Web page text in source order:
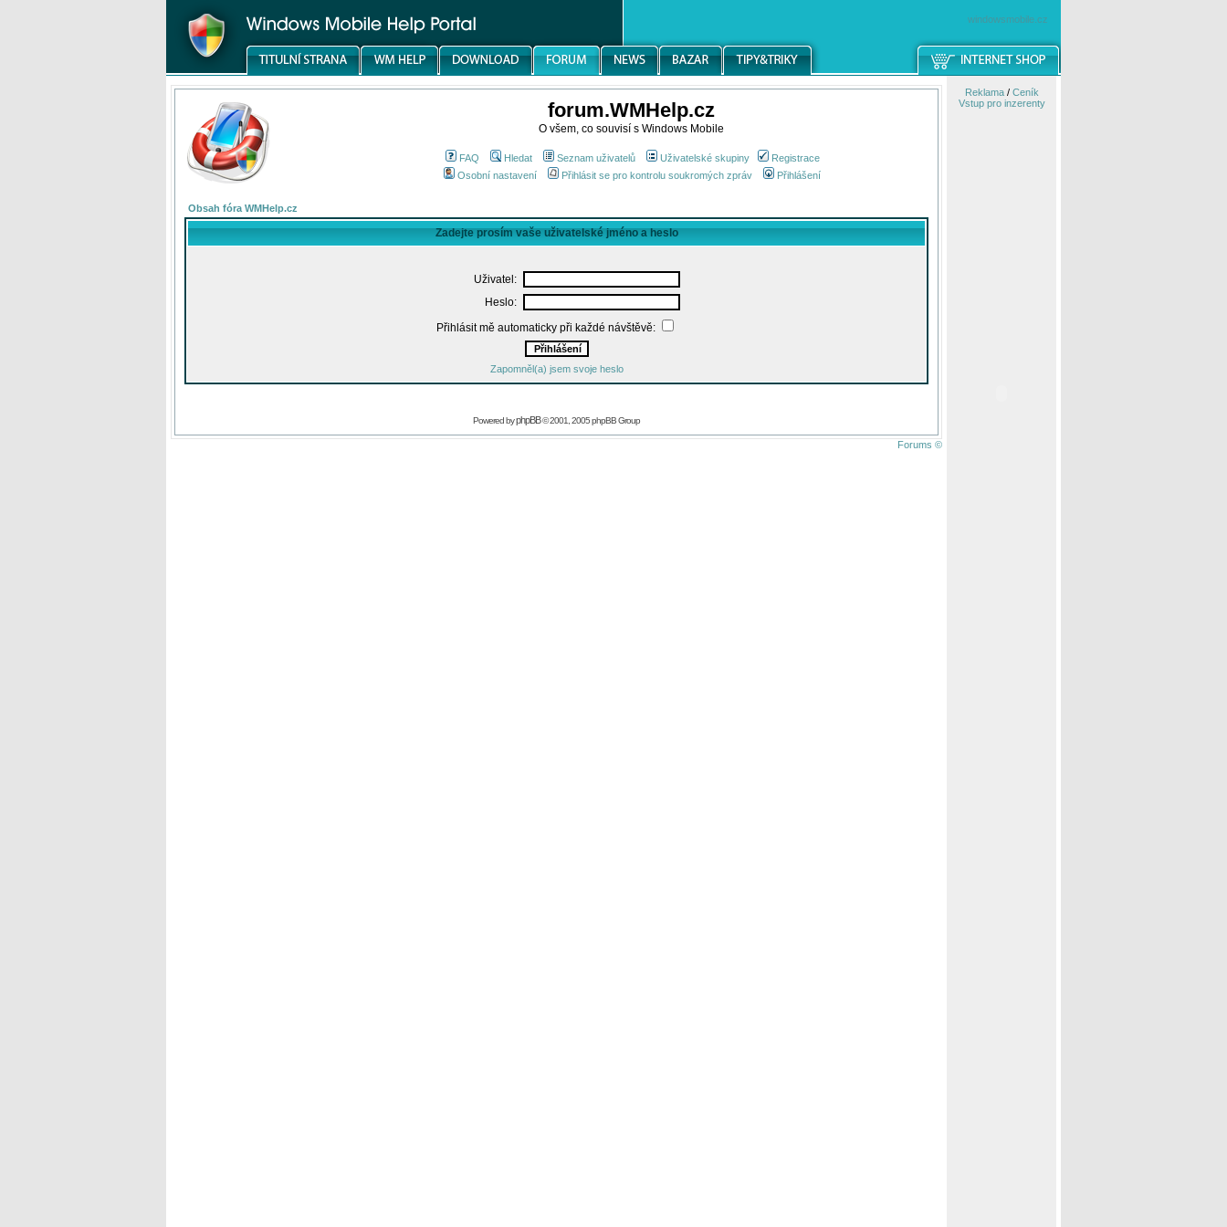
windowsmobile.cz
forum.WMHelp.cz
O všem, co souvisí s Windows Mobile
FAQ Hledat Seznam uživatelů Uživatelské skupiny
Registrace
Osobní nastavení
Přihlásit se pro kontrolu soukromých zpráv Přihlášení
Obsah fóra WMHelp.cz
Zadejte prosím vaše uživatelské jméno a heslo
Uživatel:
Heslo:
Přihlásit mě automaticky při každé návštěvě:
Zapomněl(a) jsem svoje heslo
Powered byphpBB© 2001, 2005 phpBB Group
Forums ©
Reklama/ Ceník
Vstup pro inzerenty